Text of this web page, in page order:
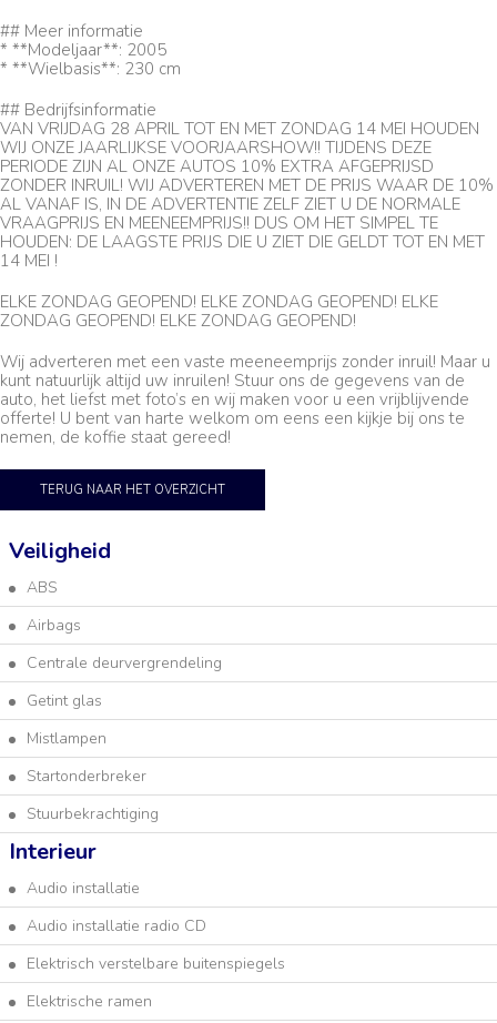
## Meer informatie
* **Modeljaar**: 2005
* **Wielbasis**: 230 cm
## Bedrijfsinformatie
VAN VRIJDAG 28 APRIL TOT EN MET ZONDAG 14 MEI HOUDEN
WIJ ONZE JAARLIJKSE VOORJAARSHOW!! TIJDENS DEZE
PERIODE ZIJN AL ONZE AUTOS 10% EXTRA AFGEPRIJSD
ZONDER INRUIL! WIJ ADVERTEREN MET DE PRIJS WAAR DE 10%
AL VANAF IS, IN DE ADVERTENTIE ZELF ZIET U DE NORMALE
VRAAGPRIJS EN MEENEEMPRIJS!! DUS OM HET SIMPEL TE
HOUDEN: DE LAAGSTE PRIJS DIE U ZIET DIE GELDT TOT EN MET
14 MEI !
ELKE ZONDAG GEOPEND! ELKE ZONDAG GEOPEND! ELKE
ZONDAG GEOPEND! ELKE ZONDAG GEOPEND!
Wij adverteren met een vaste meeneemprijs zonder inruil! Maar u
kunt natuurlijk altijd uw inruilen! Stuur ons de gegevens van de
auto, het liefst met foto’s en wij maken voor u een vrijblijvende
offerte! U bent van harte welkom om eens een kijkje bij ons te
nemen, de koffie staat gereed!
TERUG NAAR HET OVERZICHT
Veiligheid
ABS
Airbags
Centrale deurvergrendeling
Getint glas
Mistlampen
Startonderbreker
Stuurbekrachtiging
Interieur
Audio installatie
Audio installatie radio CD
Elektrisch verstelbare buitenspiegels
Elektrische ramen